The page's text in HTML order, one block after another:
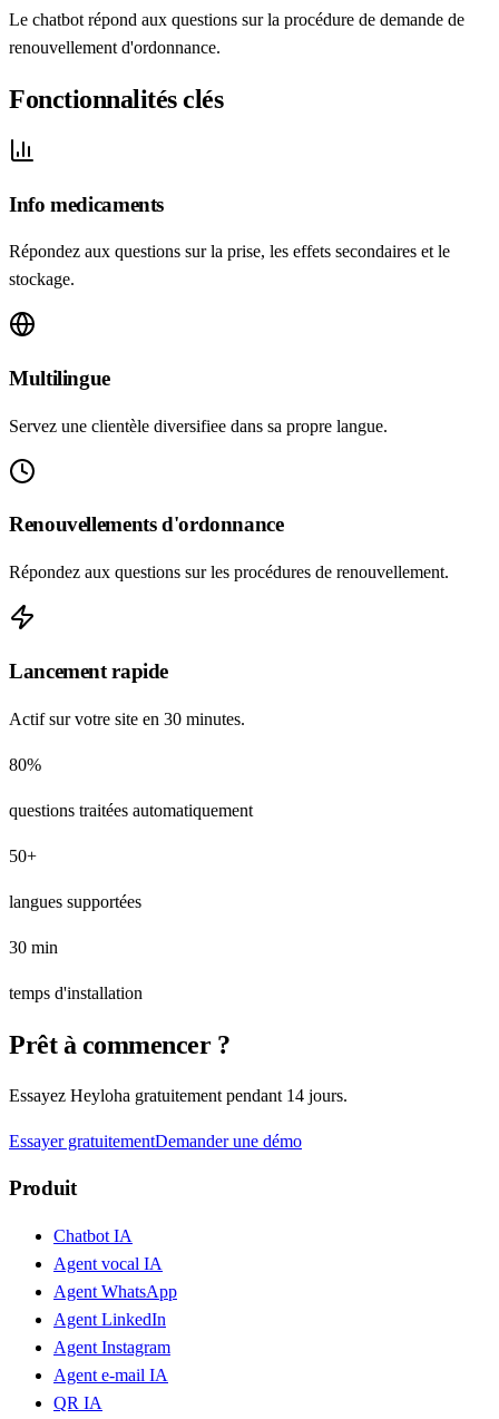
Le chatbot répond aux questions sur la procédure de demande de
renouvellement d'ordonnance.
Fonctionnalités clés
Info medicaments
Répondez aux questions sur la prise, les effets secondaires et le
stockage.
Multilingue
Servez une clientèle diversifiee dans sa propre langue.
Renouvellements d'ordonnance
Répondez aux questions sur les procédures de renouvellement.
Lancement rapide
Actif sur votre site en 30 minutes.
80%
questions traitées automatiquement
50+
langues supportées
30 min
temps d'installation
Prêt à commencer ?
Essayez Heyloha gratuitement pendant 14 jours.
Essayer gratuitementDemander une démo
Produit
Chatbot IA
Agent vocal IA
Agent WhatsApp
Agent LinkedIn
Agent Instagram
Agent e-mail IA
QR IA